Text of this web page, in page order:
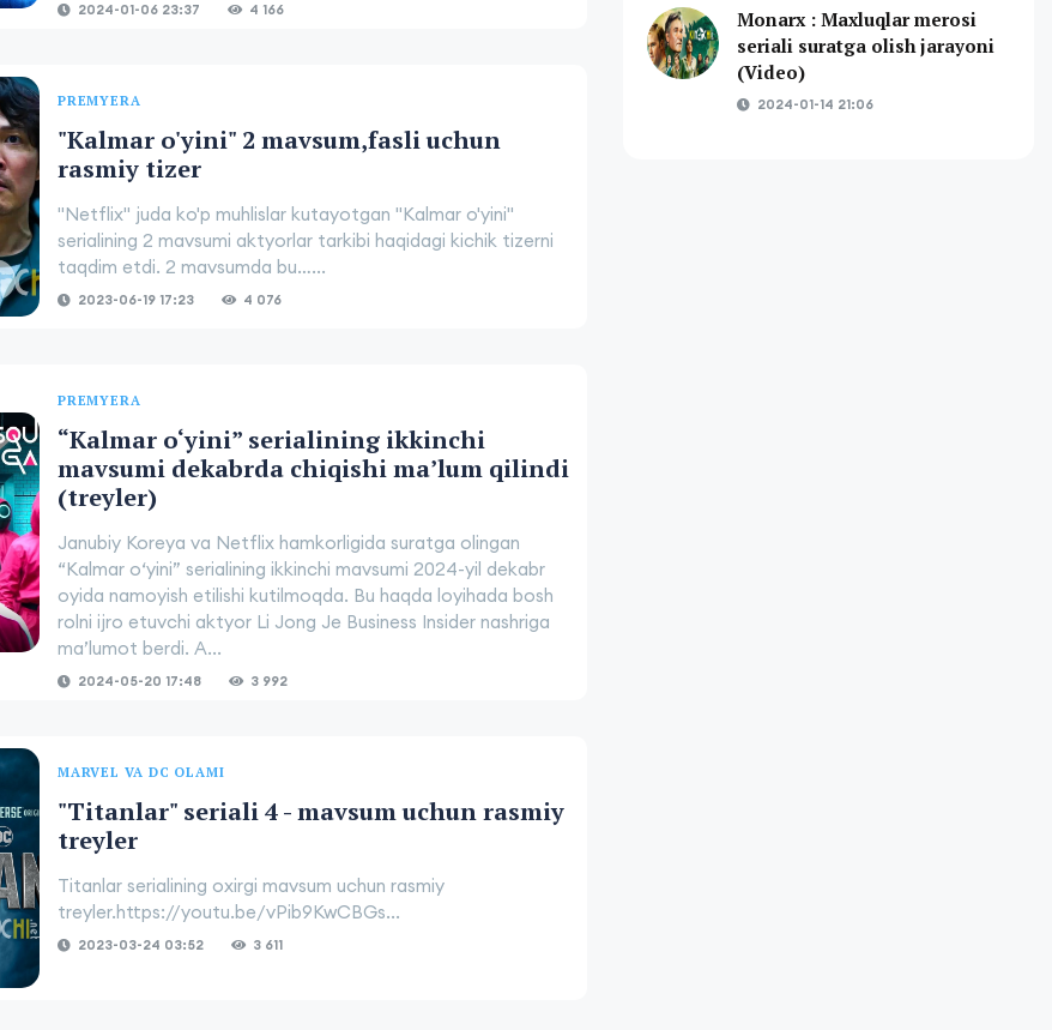
2024-01-06 23:37 4 166
PREMYERA
"Kalmar o'yini" 2 mavsum,fasli uchun
rasmiy tizer
"Netflix" juda ko'p muhlislar kutayotgan "Kalmar o'yini"
serialining 2 mavsumi aktyorlar tarkibi haqidagi kichik tizerni
taqdim etdi. 2 mavsumda bu…...
2023-06-19 17:23 4 076
PREMYERA
“Kalmar o‘yini” serialining ikkinchi
mavsumi dekabrda chiqishi ma’lum qilindi
(treyler)
Janubiy Koreya va Netflix hamkorligida suratga olingan
“Kalmar o‘yini” serialining ikkinchi mavsumi 2024-yil dekabr
oyida namoyish etilishi kutilmoqda. Bu haqda loyihada bosh
rolni ijro etuvchi aktyor Li Jong Je Business Insider nashriga
ma’lumot berdi. A...
2024-05-20 17:48 3 992
MARVEL VA DC OLAMI
"Titanlar" seriali 4 - mavsum uchun rasmiy
treyler
Titanlar serialining oxirgi mavsum uchun rasmiy
treyler.https://youtu.be/vPib9KwCBGs...
2023-03-24 03:52 3 611
Monarx : Maxluqlar merosi
seriali suratga olish jarayoni
(Video)
2024-01-14 21:06